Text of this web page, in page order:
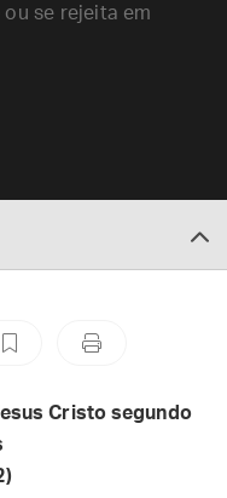
se rejeita em
Cristo segundo